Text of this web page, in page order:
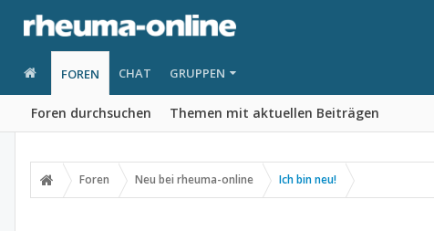
FOREN
Foren durchsuchen Themen mit aktuellen Beiträgen
CHAT GRUPPEN
Foren Neu bei rheuma-online Ich bin neu!